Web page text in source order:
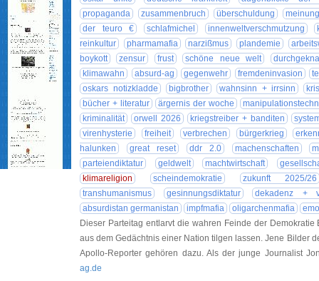
propaganda
zusammenbruch überschuldung
der teuro €
schlafmichel innenweltverschmutzung
reinkultur
pharmamafia narzißmus plandemie
boykott
zensur frust schöne neue welt
klimawahn
absurd-ag gegenwehr fremdeninvasion
oskars notizkladde
bigbrother wahnsinn + irrsinn
bücher + literatur
ärgernis der woche
kriminalität
orwell 2026 kriegstreiber + banditen
virenhysterie
freiheit verbrechen bürgerkrieg
halunken
great reset ddr 2.0 machenschaften
parteiendiktatur
geldwelt machtwirtschaft
klimareligion
scheindemokratie
zukunft 2025/26
transhumanismus
gesinnungsdiktatur
dekadenz +
absurdistan germanistan
impfmafia oligarchenmafia
Dieser Parteitag entlarvt die wahren Feinde der
aus dem Gedächtnis einer Nation tilgen lassen. Jene Bilder
Apollo-Reporter gehören dazu. Als der junge Journalist
ag.de